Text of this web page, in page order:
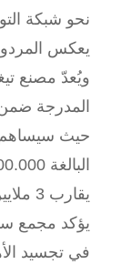
نحو شبكة
يعكس
ويُعدّ مصنع
المدرجة ضمن
حيث سيساهم
يقارب 3 ملايين مواطن بالمياه الصالحة للشرب.
يؤكد مجمع
في تجسيد